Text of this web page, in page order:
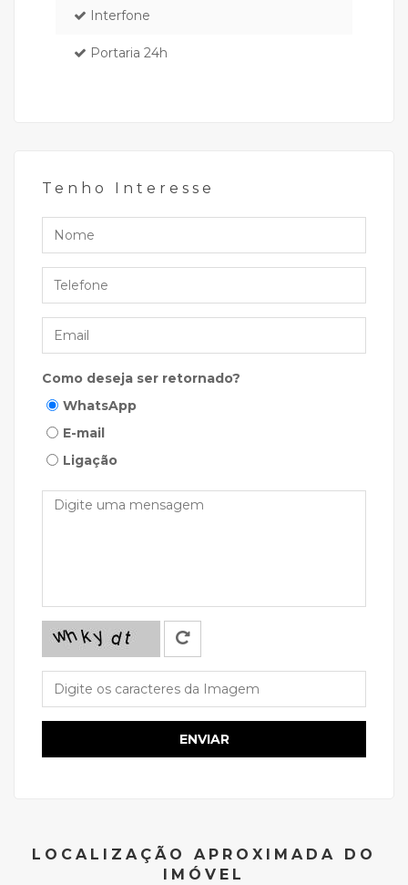
Interfone
Portaria 24h
Tenho Interesse
Nome
Telefone
Email
Como deseja ser retornado?
WhatsApp
E-mail
Ligação
Mensagem
ENVIAR
LOCALIZAÇÃO APROXIMADA DO
IMÓVEL